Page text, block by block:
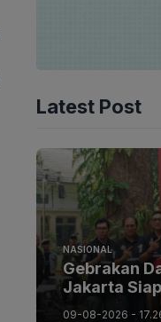
Latest Post
NASIONAL
Gebrakan
Jakarta
09-08-2026 -